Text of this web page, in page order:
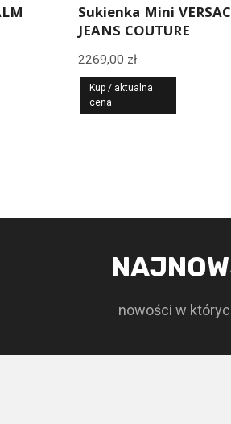
Sukienka Mini
JEANS COUTURE
2269,00 zł
Kup / aktualna
cena
nowości w